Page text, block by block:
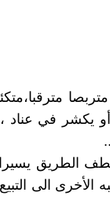
أو يكشر في
الطريق
الى التبيع